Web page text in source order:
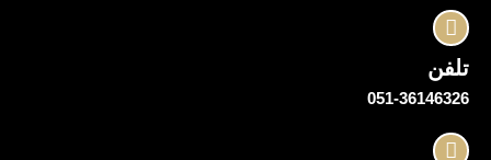
تلفن
051-36146326